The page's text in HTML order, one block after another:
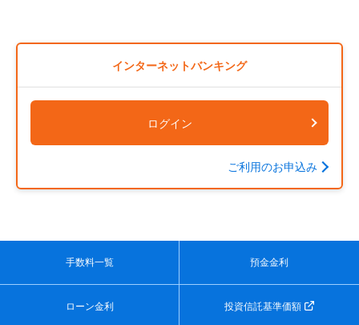
インターネットバンキング
ログイン
ご利用のお申込み
手数料一覧 預金金利
ローン金利 投資信託基準価額